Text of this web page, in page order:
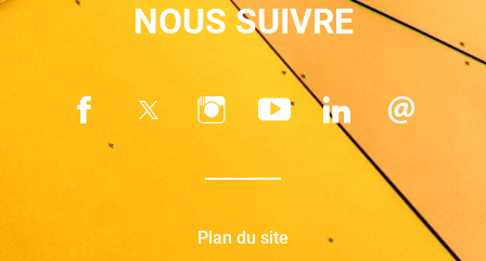
NOUS SUIVRE
Plan du site